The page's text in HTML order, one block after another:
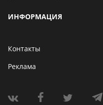
ИНФОРМАЦИЯ
Контакты
Реклама